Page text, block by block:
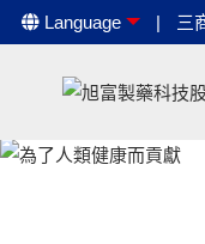
Language 三